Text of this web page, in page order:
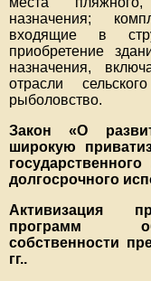
назначения;
входящие в
приобретение
назначения,
отрасли
рыболовство.
Закон «О
широкую
долгосрочного
Активизация
программ
собственности
гг..